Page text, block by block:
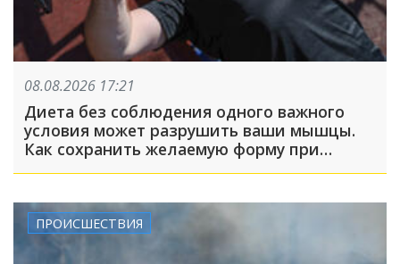
08.08.2026 17:21
Диета без соблюдения одного важного
условия может разрушить ваши мышцы.
Как сохранить желаемую форму при
ПРОИСШЕСТВИЯ